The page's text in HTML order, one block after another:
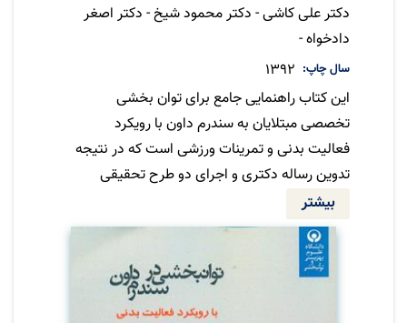
دکتر علی کاشی - دکتر محمود شیخ - دکتر اصغر
دادخواه -
سال چاپ
1392
این کتاب راهنمایی جامع برای توان بخشی
تخصصی مبتلایان به سندرم داون با رویکرد
فعالیت بدنی و تمرینات ورزشی است که در نتیجه
تدوین رساله دکتری و اجرای دو طرح تحقیقی
گسترده طبع شده است.
بیشتر